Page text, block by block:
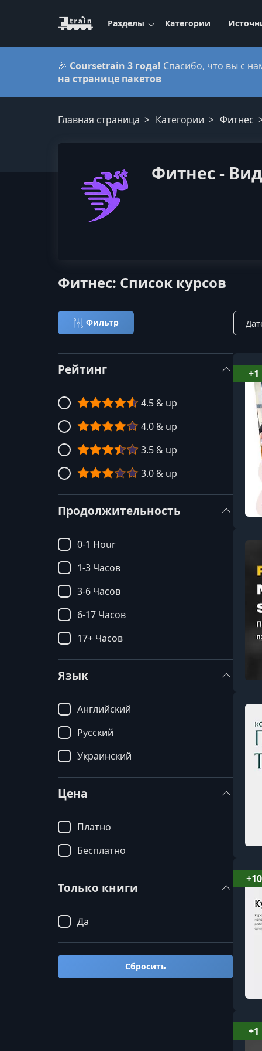
Разделы Категории
🎉 Coursetrain 3 года! Спасибо, что вы с
на странице пакетов
Главная страница Категории Фитнес
Фитнес -
Фитнес: Список курсов
Фильтр
Рейтинг
4.5 & up
4.0 & up
3.5 & up
3.0 & up
Продолжительность
0-1 Hour
1-3 Часов
3-6 Часов
6-17 Часов
17+ Часов
Язык
Английский
Русский
Украинский
Цена
Платно
Бесплатно
Только книги
Да
Сбросить
+1
+10
+1